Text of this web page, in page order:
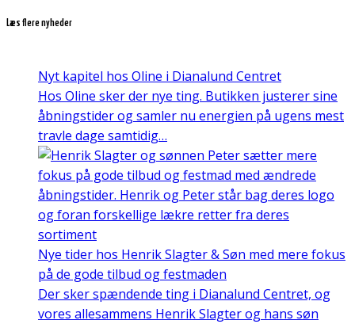
Læs flere nyheder
Nyt kapitel hos Oline i Dianalund Centret
Hos Oline sker der nye ting. Butikken justerer sine
åbningstider og samler nu energien på ugens mest
travle dage samtidig…
Nye tider hos Henrik Slagter & Søn med mere fokus
på de gode tilbud og festmaden
Der sker spændende ting i Dianalund Centret, og
vores allesammens Henrik Slagter og hans søn